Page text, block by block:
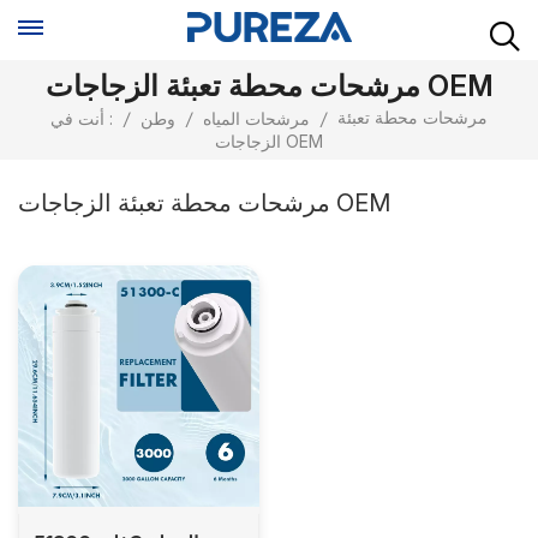
مرشحات محطة تعبئة الزجاجات OEM
أنت في : / وطن / مرشحات المياه / مرشحات محطة تعبئة
الزجاجات OEM
مرشحات محطة تعبئة الزجاجات OEM